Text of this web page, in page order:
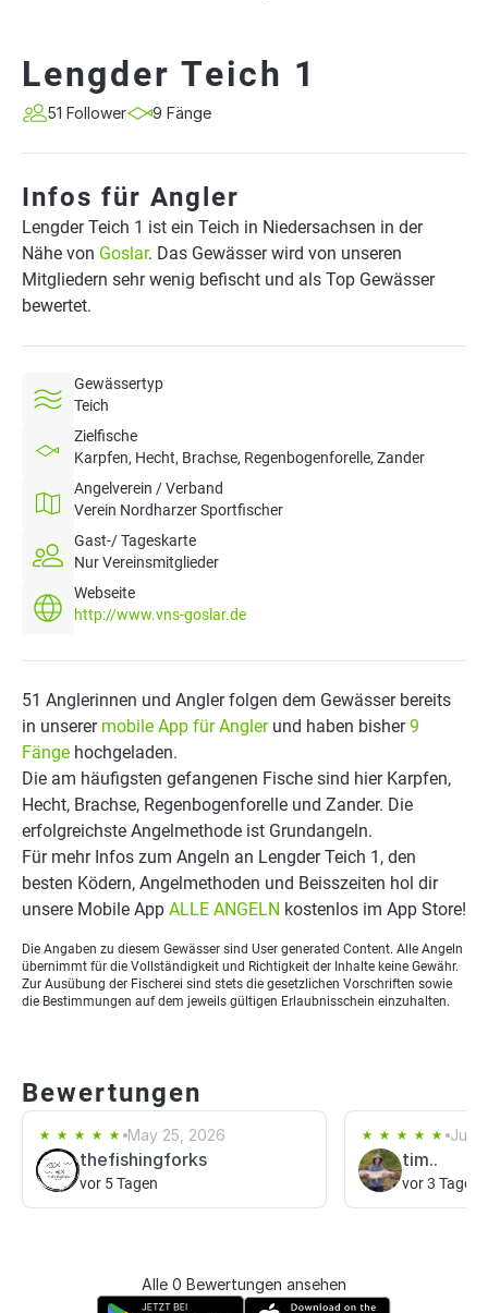
Lengder Teich 1
51 Follower 9 Fänge
Infos für Angler
Lengder Teich 1 ist ein Teich in Niedersachsen in der
Nähe von Goslar. Das Gewässer wird von unseren
Mitgliedern sehr wenig befischt und als Top Gewässer
bewertet.
Gewässertyp
Teich
Zielfische
Karpfen, Hecht, Brachse, Regenbogenforelle, Zander
Angelverein / Verband
Verein Nordharzer Sportfischer
Gast-/ Tageskarte
Nur Vereinsmitglieder
Webseite
http://www.vns-goslar.de
51 Anglerinnen und Angler folgen dem Gewässer bereits
in unserer mobile App für Anglerund haben bisher9
Fänge hochgeladen.
Die am häufigsten gefangenen Fische sind hier Karpfen,
Hecht, Brachse, Regenbogenforelle und Zander. Die
erfolgreichste Angelmethode ist Grundangeln.
Für mehr Infos zum Angeln an Lengder Teich 1, den
besten Ködern, Angelmethoden und Beisszeiten hol dir
unsere Mobile App ALLE ANGELN kostenlos im App Store!
Die Angaben zu diesem Gewässer sind User generated Content. Alle Angeln
übernimmt für die Vollständigkeit und Richtigkeit der Inhalte keine Gewähr.
Zur Ausübung der Fischerei sind stets die gesetzlichen Vorschriften sowie
die Bestimmungen auf dem jeweils gültigen Erlaubnisschein einzuhalten.
Bewertungen
May 25, 2026
thefishingforks
vor 5 Tagen
Jun
tim..
vor 3 Tagen
Alle 0 Bewertungen ansehen